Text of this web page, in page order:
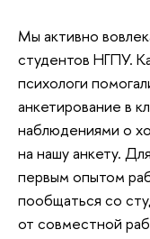
Мы активно
студентов НГПУ.
психологи
анкетирование в
наблюдениями о
на нашу анкету.
первым опытом
пообщаться со
от совместной